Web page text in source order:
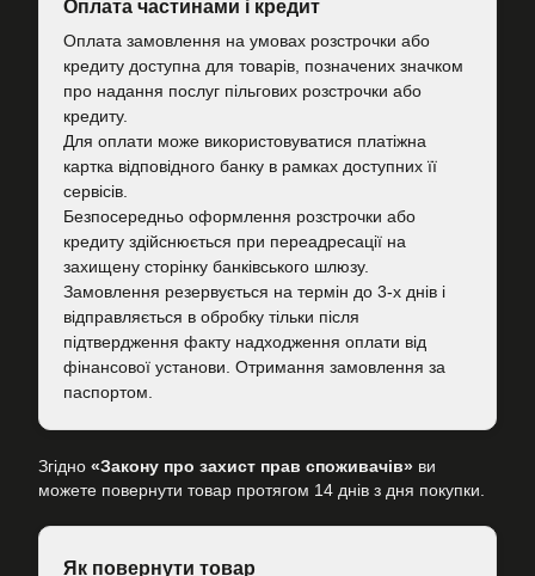
Оплата частинами і кредит
Оплата замовлення на умовах розстрочки або
кредиту доступна для товарів, позначених значком
про надання послуг пільгових розстрочки або
кредиту.
Для оплати може використовуватися платіжна
картка відповідного банку в рамках доступних її
сервісів.
Безпосередньо оформлення розстрочки або
кредиту здійснюється при переадресації на
захищену сторінку банківського шлюзу.
Замовлення резервується на термін до 3-х днів і
відправляється в обробку тільки після
підтвердження факту надходження оплати від
фінансової установи. Отримання замовлення за
паспортом.
Згідно «Закону про захист прав споживачів» ви
можете повернути товар протягом 14 днів з дня покупки.
Як повернути товар